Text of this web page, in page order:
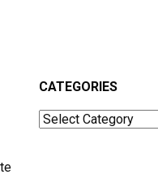
CATEGORIES
Categories